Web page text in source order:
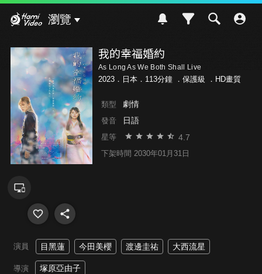
瀏覽
我的幸福婚約
As Long As We Both Shall Live
2023．日本．113分鐘 ． 保護級 ．HD畫質
類型 劇情
發音 日語
星等 4.7
下架時間 2030年01月31日
演員 目黑蓮 今田美櫻 渡邊圭祐 大西流星
導演 塚原亞由子